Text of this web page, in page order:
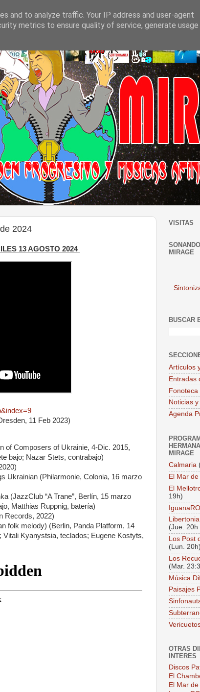
2024
13 AGOSTO 2024
11 Feb 2023)
of Composers of Ukrainie, 4-Dic. 2015,
bajo; Nazar Stets, contrabajo)
Ukrainian (Philarmonie, Colonia, 16 marzo
(JazzClub “A Trane”, Berlín, 15 marzo
Matthias Ruppnig, batería)
Records, 2022)
folk melody) (Berlin, Panda Platform, 14
Kyanystsia, teclados; Eugene Kostyts,
VISITAS
MIRAGE
BUSCAR
Artículos
Entradas
Fonoteca
Noticias
Agenda
MIRAGE
Calmaria
El Mar
El
19h)
Libertonia
(Jue. 20h
Los Post
(Lun. 20h)
Los
(Mar.
Música
Paisajes
OTRAS
INTERES
Discos
El
El Mar
and to analyze traffic. Your IP address and user-agent
metrics to ensure quality of service, generate usage